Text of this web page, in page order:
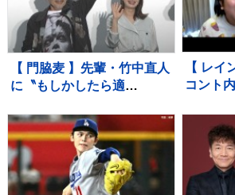
【 門脇麦 】先輩・竹中直人
に〝もしかしたら適
が望んでると、やる〟「ア
ドリブ」認める
【 レイ
コント
よくわ
フリー
佳奈さ
大祝福